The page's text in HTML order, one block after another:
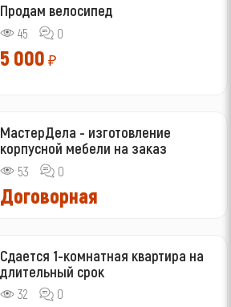
Продам велосипед
45 0
5 000 ₽
МастерДела - изготовление
корпусной мебели на заказ
53 0
Договорная
Сдается 1-комнатная квартира на
длительный срок
32 0